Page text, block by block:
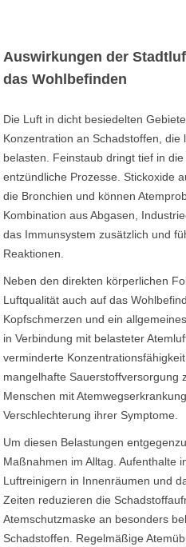
Auswirkungen der
das Wohlbefinden
Die Luft in dicht besiedelten
Konzentration an Schadstoffen, die
belasten. Feinstaub dringt tief in
entzündliche Prozesse. Stickoxide
die Bronchien und können
Kombination aus Abgasen,
das Immunsystem zusätzlich und
Reaktionen.
Neben den direkten körperlichen
Luftqualität auch auf das
Kopfschmerzen und ein
in Verbindung mit belasteter
verminderte
mangelhafte Sauerstoffversorgung
Menschen mit
Verschlechterung ihrer Symptome.
Um diesen Belastungen
Maßnahmen im Alltag. Aufenthalte
Luftreinigern in Innenräumen und
Zeiten reduzieren die
Atemschutzmaske an besonders
Schadstoffen. Regelmäßige